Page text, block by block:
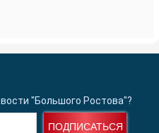
"Большого Ростова"?
ПОДПИСАТЬСЯ